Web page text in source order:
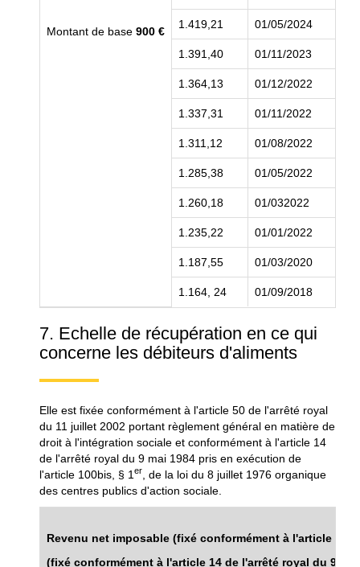
Montant de base 900 €
1.419,21 01/05/2024
1.391,40 01/11/2023
1.364,13 01/12/2022
1.337,31 01/11/2022
1.311,12 01/08/2022
1.285,38 01/05/2022
1.260,18 01/032022
1.235,22 01/01/2022
1.187,55 01/03/2020
1.164, 24 01/09/2018
7. Echelle de récupération en ce qui
concerne les débiteurs d'aliments
Elle est fixée conformément à l'article 50 de l'arrêté royal
du 11 juillet 2002 portant règlement général en matière de
droit à l'intégration sociale et conformément à l'article 14
de l'arrêté royal du 9 mai 1984 pris en exécution de
l'article 100bis, § 1 er
, de la loi du 8 juillet 1976 organique
des centres publics d'action sociale.
Revenu net imposable (fixé conformément à l'article 50
(fixé conformément à l'article 14 de l'arrêté royal du 9